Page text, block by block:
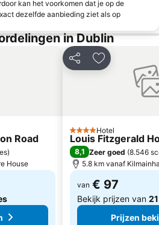
Whitehall
Marlay Park
Tayto Park
Port of Dublin
Irish Stud
The Iveagh Gardens
Bloom In The Park
kan het voorkomen dat je op de
dezelfde aanbieding ziet als op
in Dublin
Road
)
House
Delen Toevoegen
4 SterrenHotel
Louis Fitzgerald
8,1 Zeer goed (8.546
5.8 km vanaf
van € 97
Bekijk prijzen van
Prijzen